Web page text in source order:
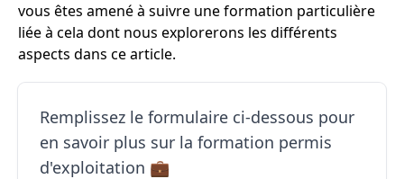
vous êtes amené à suivre une formation particulière
liée à cela dont nous explorerons les différents
aspects dans ce article.
Remplissez le formulaire ci-dessous pour
en savoir plus sur la formation permis
d'exploitation 💼